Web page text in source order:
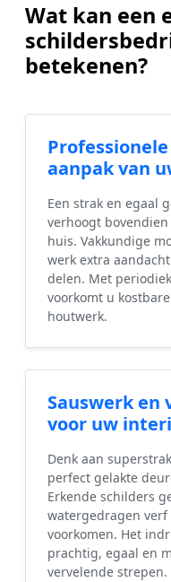
Wat kan een
betekenen?
aanpak van
Een strak en egaal
verhoogt
huis. Vakkundige
werk extra
delen. Met
voorkomt u
houtwerk.
Sauswerk en
voor uw
Denk aan
perfect gelakte
Erkende schilders
watergedragen
voorkomen. Het
prachtig, egaal en
vervelende strepen.